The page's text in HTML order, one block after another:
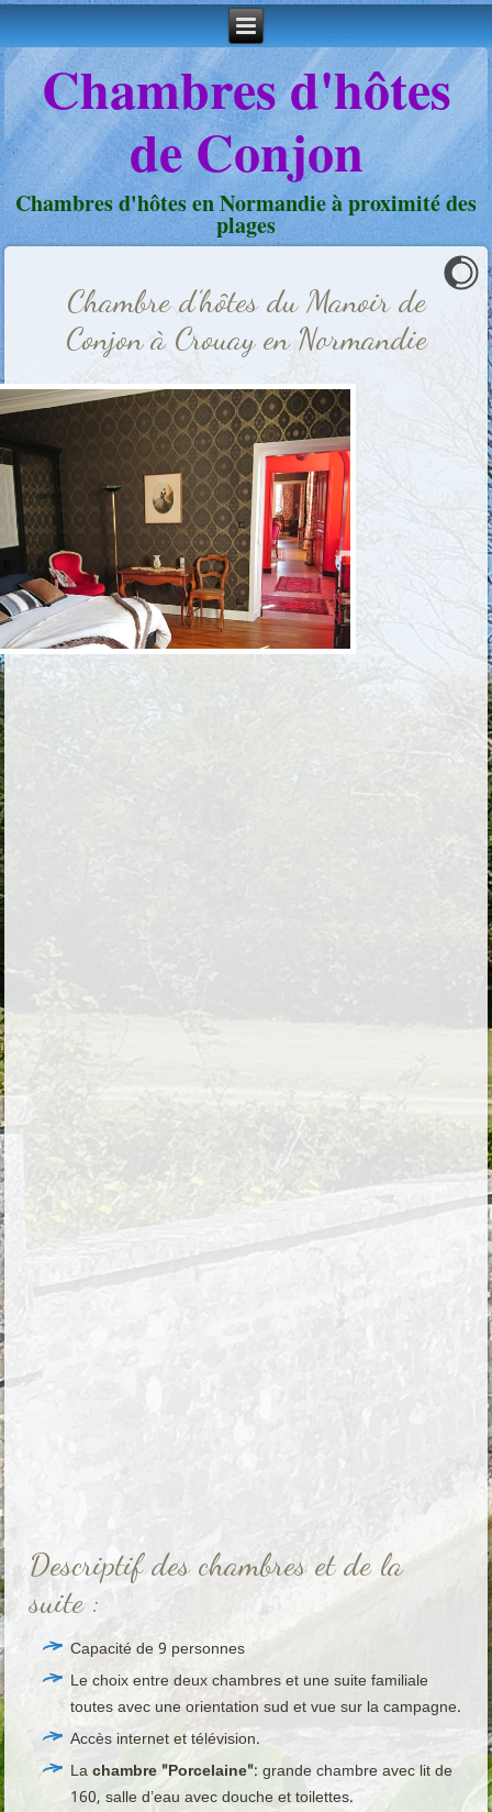
Chambres d'hôtes
de Conjon
Chambres d'hôtes en Normandie à proximité des
plages
Chambre d’hôtes du Manoir de
Conjon à Crouay en Normandie
Descriptif des chambres et de la
suite :
Capacité de 9 personnes
Le choix entre deux chambres et une suite familiale
toutes avec une orientation sud et vue sur la campagne.
Accès internet et télévision.
Lachambre "Porcelaine": grande chambre avec lit de
160, salle d’eau avec douche et toilettes.